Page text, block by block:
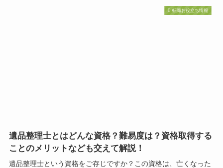
転職お役立ち情報
遺品整理士とはどんな資格？難易度は？資格取得する
ことのメリットなども交えて解説！
遺品整理士という資格をご存じですか？この資格は、亡くなった